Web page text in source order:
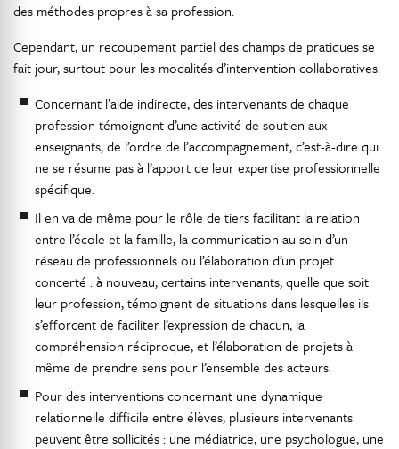
des méthodes propres à sa profession.
Cependant, un recoupement partiel des champs de pratiques se
fait jour, surtout pour les modalités d’intervention collaboratives.
Concernant l’aide indirecte, des intervenants de chaque
profession témoignent d’une activité de soutien aux
enseignants, de l’ordre de l’accompagnement, c’est-à-dire qui
ne se résume pas à l’apport de leur expertise professionnelle
spécifique.
Il en va de même pour le rôle de tiers facilitant la relation
entre l’école et la famille, la communication au sein d’un
réseau de professionnels ou l’élaboration d’un projet
concerté : à nouveau, certains intervenants, quelle que soit
leur profession, témoignent de situations dans lesquelles ils
s’efforcent de faciliter l’expression de chacun, la
compréhension réciproque, et l’élaboration de projets à
même de prendre sens pour l’ensemble des acteurs.
Pour des interventions concernant une dynamique
relationnelle difficile entre élèves, plusieurs intervenants
peuvent être sollicités : une médiatrice, une psychologue, une